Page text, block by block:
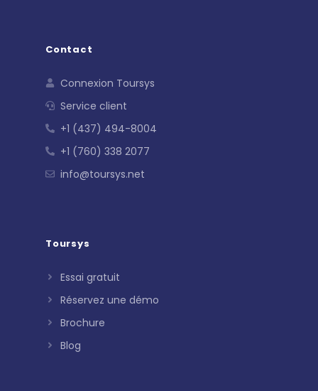
Contact
Connexion Toursys
Service client
+1 (437) 494-8004
+1 (760) 338 2077
info@toursys.net
Toursys
Essai gratuit
Réservez une démo
Brochure
Blog